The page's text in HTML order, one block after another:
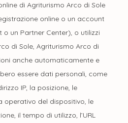
di Agriturismo Arco di Sole
online o un account
o un Partner Center), o utilizzi
di Sole, Agriturismo Arco di
anche automaticamente e
essere dati personali, come
IP, la posizione, le
operativo del dispositivo, le
il tempo di utilizzo, l’URL